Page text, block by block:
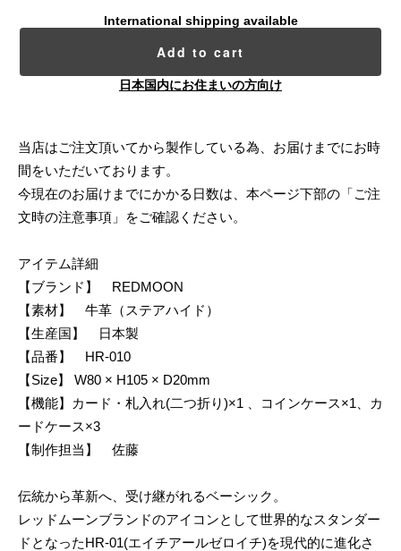
International shipping available
Add to cart
日本国内にお住まいの方向け
当店はご注文頂いてから製作している為、お届けまでにお時
間をいただいております。
今現在のお届けまでにかかる日数は、本ページ下部の「ご注
文時の注意事項」をご確認ください。
アイテム詳細
【ブランド】 REDMOON
【素材】 牛革（ステアハイド）
【生産国】 日本製
【品番】 HR-010
【Size】 W80 × H105 × D20mm
【機能】カード・札入れ(二つ折り)×1 、コインケース×1、カ
ードケース×3
【制作担当】 佐藤
伝統から革新へ、受け継がれるベーシック。
レッドムーンブランドのアイコンとして世界的なスタンダー
ドとなったHR-01(エイチアールゼロイチ)を現代的に進化さ